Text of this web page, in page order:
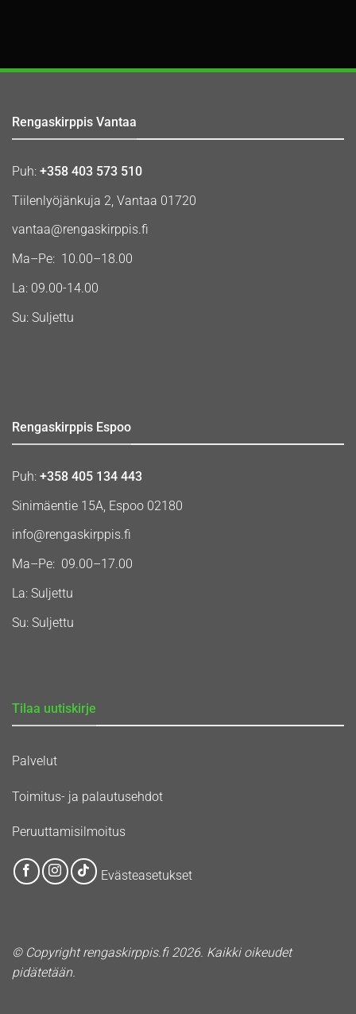
Rengaskirppis Vantaa
Puh: +358 403 573 510
Tiilenlyöjänkuja 2, Vantaa 01720
vantaa@rengaskirppis.fi
Ma–Pe: 10.00–18.00
La: 09.00-14.00
Su: Suljettu
Rengaskirppis Espoo
Puh: +358 405 134 443
Sinimäentie 15A, Espoo 02180
info@rengaskirppis.fi
Ma–Pe: 09.00–17.00
La: Suljettu
Su: Suljettu
Tilaa uutiskirje
Palvelut
Toimitus- ja palautusehdot
Peruuttamisilmoitus
Evästeasetukset
© Copyright rengaskirppis.fi 2026. Kaikki oikeudet
pidätetään.